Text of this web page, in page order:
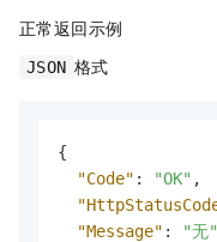
正常返回示例
JSON 格式
{
"Code" : "OK" ,
"Message" : "无"